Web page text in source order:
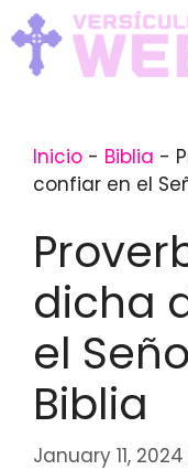
Skip
to
content
Inicio - Biblia -
confiar en el
dicha
el
Biblia
January 11, 2024